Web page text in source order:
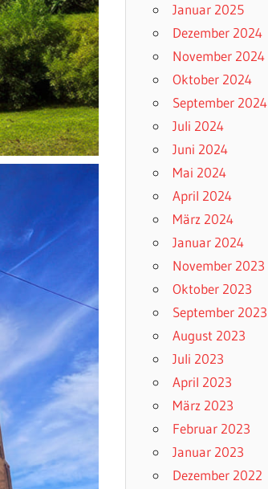
Januar 2025
Dezember 2024
November 2024
Oktober 2024
September 2024
Juli 2024
Juni 2024
Mai 2024
April 2024
März 2024
Januar 2024
November 2023
Oktober 2023
September 2023
August 2023
Juli 2023
April 2023
März 2023
Februar 2023
Januar 2023
Dezember 2022